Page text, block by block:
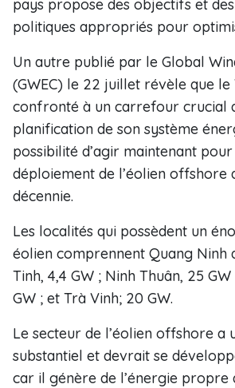
pays propose des objectifs et
politiques appropriés pour
Un autre publié par le Global
(GWEC) le 22 juillet révèle que le
confronté à un carrefour crucial
planification de son système
possibilité d’agir maintenant
déploiement de l’éolien offshore
décennie.
Les localités qui possèdent un
éolien comprennent Quang Ninh
Tinh, 4,4 GW ; Ninh Thuân, 25
GW ; et Trà Vinh; 20 GW.
Le secteur de l’éolien offshore a
substantiel et devrait se
car il génère de l’énergie propre